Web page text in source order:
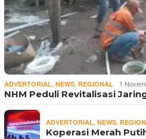
ADVERTORIAL, NEWS, REGIONAL 1
NHM Peduli Revitalisasi
ADVERTORIAL, NEWS,
Koperasi Merah